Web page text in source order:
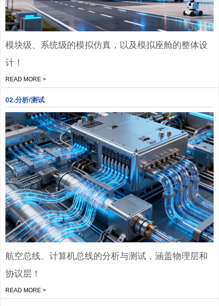
模块级、系统级的模拟仿真，以及模拟座舱的整体设
计！
READ MORE >
02.分析/测试
航空总线、计算机总线的分析与测试，涵盖物理层和
协议层！
READ MORE >